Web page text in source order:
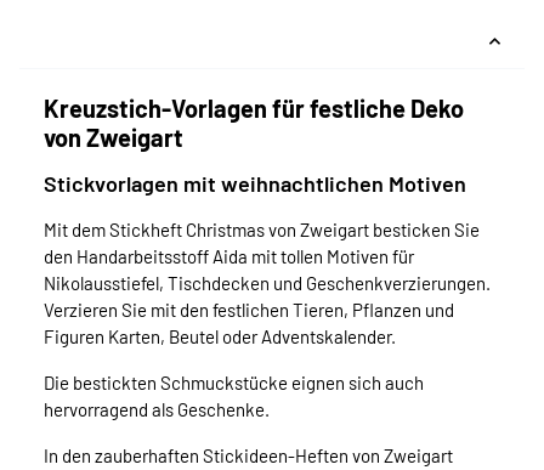
Kreuzstich-Vorlagen für festliche Deko
von Zweigart
Stickvorlagen mit weihnachtlichen Motiven
Mit dem Stickheft Christmas von Zweigart besticken Sie
den Handarbeitsstoff Aida mit tollen Motiven für
Nikolausstiefel, Tischdecken und Geschenkverzierungen.
Verzieren Sie mit den festlichen Tieren, Pflanzen und
Figuren Karten, Beutel oder Adventskalender.
Die bestickten Schmuckstücke eignen sich auch
hervorragend als Geschenke.
In den zauberhaften Stickideen-Heften von Zweigart